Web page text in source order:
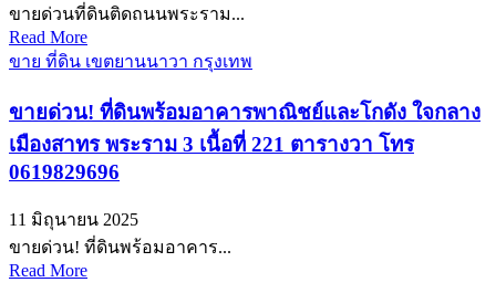
ขายด่วนที่ดินติดถนนพระราม...
Read More
ขาย ที่ดิน เขตยานนาวา กรุงเทพ
ขายด่วน! ที่ดินพร้อมอาคารพาณิชย์และโกดัง ใจกลาง
เมืองสาทร พระราม 3 เนื้อที่ 221 ตารางวา โทร
0619829696
11 มิถุนายน 2025
ขายด่วน! ที่ดินพร้อมอาคาร...
Read More